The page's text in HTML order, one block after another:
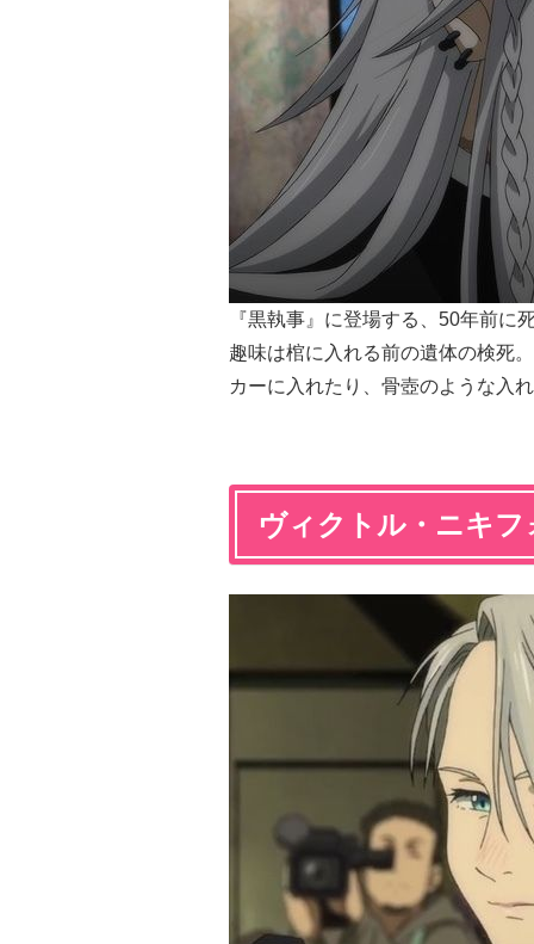
『黒執事』に登場する、50年前に
趣味は棺に入れる前の遺体の検死
カーに入れたり、骨壺のような入
ヴィクトル・ニキフ